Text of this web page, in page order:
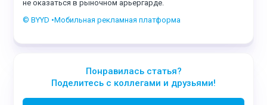
не оказаться в рыночном арьергарде.
© BYYD •Мобильная рекламная платформа
Понравилась статья?
Поделитесь с коллегами и друзьями!